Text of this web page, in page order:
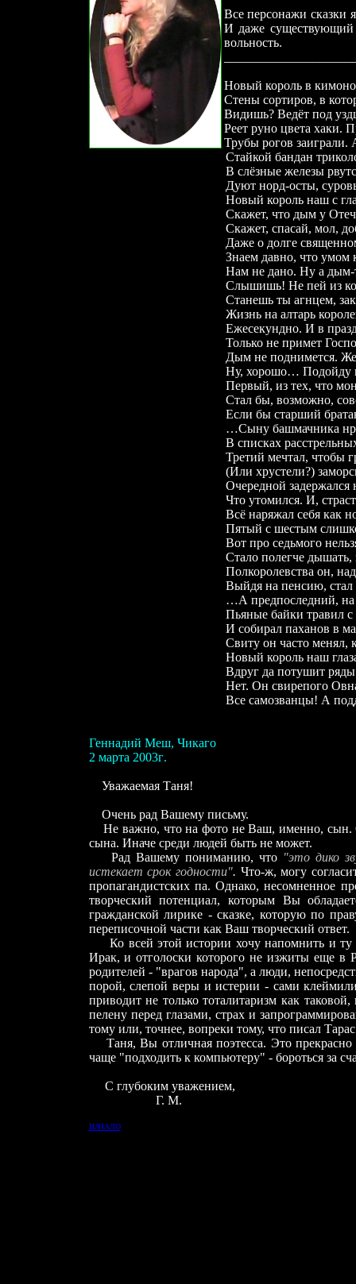
Все персонажи
И даже существующий
вольность.
Новый король в
Стены сортиров, в
Видишь? Ведёт под
Реет руно цвета хаки.
Трубы рогов
Стайкой бандан
В слёзные железы
Дуют норд-осты,
Новый король наш с
Скажет, что дым у
Скажет, спасай, мол,
Даже о долге
Знаем давно, что умом
Нам не дано. Ну а дым-
Слышишь! Не пей из
Станешь ты агнцем,
Жизнь на алтарь
Ежесекундно. И в
Только не примет
Дым не поднимется.
Ну, хорошо… Подойду
Первый, из тех, что
Стал бы, возможно,
Если бы старший
…Сыну башмачника
В списках
Третий мечтал, чтобы
(Или хрустели?)
Очередной задержался
Что утомился. И,
Всё наряжал себя как
Пятый с шестым
Вот про седьмого
Стало полегче дышать,
Полкоролевства он,
Выйдя на пенсию, стал
…А предпоследний, на
Пьяные байки травил
И собирал паханов в
Свиту он часто менял,
Новый король наш
Вдруг да потушит
Нет. Он свирепого
Все самозванцы! А
Геннадий Меш, Чикаго
2 марта 2003г.
Уважаемая Таня!
Очень рад Вашему письму.
Не важно, что на фото не Ваш, именно, сын.
сына. Иначе среди людей быть не может.
Рад Вашему пониманию, что "это дико
истекает срок годности". Что-ж, могу
пропагандистских па. Однако, несомненное
творческий потенциал, которым Вы
гражданской лирике - сказке, которую по
переписочной части как Ваш творческий ответ.
Ко всей этой истории хочу напомнить и ту
Ирак, и отголоски которого не изжиты еще в
родителей - "врагов народа", а люди,
порой, слепой веры и истерии - сами
приводит не только тоталитаризм как
пелену перед глазами, страх иза
тому или, точнее, вопреки тому, что писал
Таня, Вы отличная поэтесса. Это
чаще "подходить к компьютеру" - бороться за
С глубоким уважением,
Г. М.
НАЧАЛО